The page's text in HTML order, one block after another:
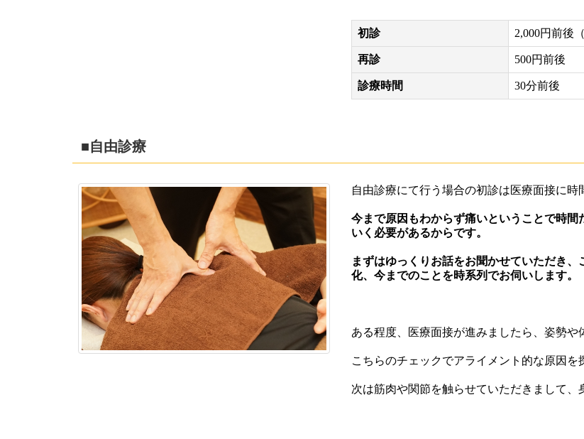
初診 2,000円前後
再診 500円前後
診療時間 30分前後
■自由診療
自由診療にて行う場合の初診は医療面接に時
今まで原因もわからず痛いということで時
いく必要があるからです。
まずはゆっくりお話をお聞かせていただき
化、今までのことを時系列でお伺いします。
ある程度、医療面接が進みましたら、姿勢や
こちらのチェックでアライメント的な原因を
次は筋肉や関節を触らせていただきまして、